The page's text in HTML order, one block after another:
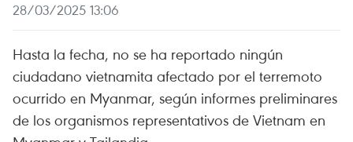
28/03/2025 13:06
Hasta la fecha, no se ha reportado ningún
ciudadano vietnamita afectado por el terremoto
ocurrido en Myanmar, según informes preliminares
de los organismos representativos de Vietnam en